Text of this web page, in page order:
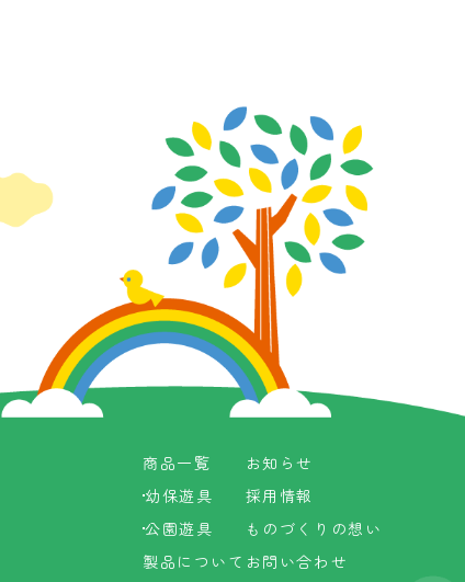
商品一覧
商品一覧
幼保遊具
幼保遊具
公園遊具
公園遊具
製品について
お知らせ
お知らせ
採用情報
採用情報
ものづくりの想い
ものづくりの想い
お問い合わせ